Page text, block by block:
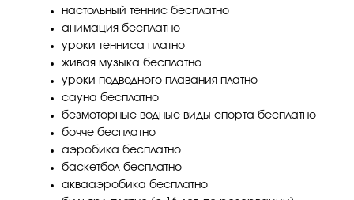
настольный теннис бесплатно
анимация бесплатно
уроки тенниса платно
живая музыка бесплатно
уроки подводного плавания платно
сауна бесплатно
безмоторные водные виды спорта бесплатно
бочче бесплатно
аэробика бесплатно
баскетбол бесплатно
аквааэробика бесплатно